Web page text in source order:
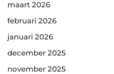
maart 2026
februari 2026
januari 2026
december 2025
november 2025